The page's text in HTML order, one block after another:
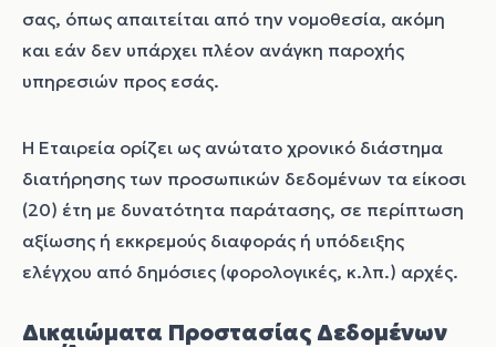
σας, όπως απαιτείται από την νομοθεσία, ακόμη
και εάν δεν υπάρχει πλέον ανάγκη παροχής
υπηρεσιών προς εσάς.
Η Εταιρεία ορίζει ως ανώτατο χρονικό διάστημα
διατήρησης των προσωπικών δεδομένων τα είκοσι
(20) έτη με δυνατότητα παράτασης, σε περίπτωση
αξίωσης ή εκκρεμούς διαφοράς ή υπόδειξης
ελέγχου από δημόσιες (φορολογικές, κ.λπ.) αρχές.
Δικαιώματα Προστασίας Δεδομένων